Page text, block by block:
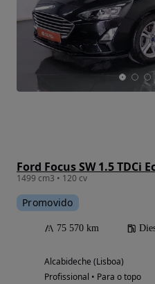
Ford Focus SW 1.5 TDCi
1499 cm3 • 120 cv
Promovido
75 570 km
Alcabideche (Lisboa)
Profissional • Para o topo